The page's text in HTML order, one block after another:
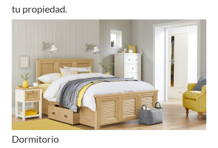
tu propiedad.
Dormitorio